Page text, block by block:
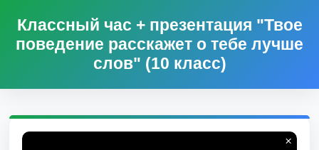
Классный час + презентация "Твое
поведение расскажет о тебе лучше
слов" (10 класс)